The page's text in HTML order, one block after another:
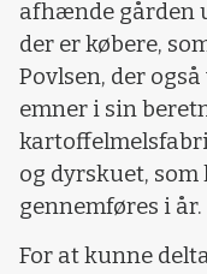
afhænde gården
der er købere,
Povlsen, der
emner i sin
og dyrskuet,
gennemføres i år.
For at kunne